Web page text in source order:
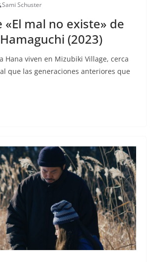
Sami Schuster
«El mal no existe» de
(2023)
Hana viven en Mizubiki Village, cerca
que las generaciones anteriores que